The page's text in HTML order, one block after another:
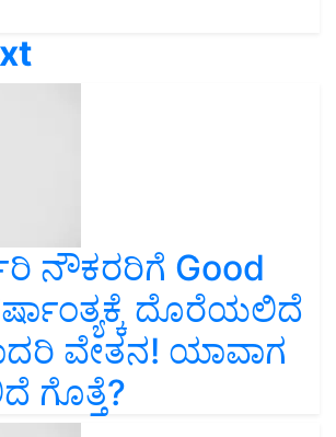
ನೌಕರರಿಗೆ Good
ದೊರೆಯಲಿದೆ
ವೇತನ! ಯಾವಾಗ
ಗೊತ್ತೆ?